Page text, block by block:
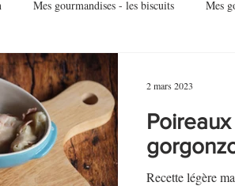
Mes gourmandises - les biscuits Mes
- made in USA
Apéritifs/amuses bouches de fête
Recette légère
2 mars 2023